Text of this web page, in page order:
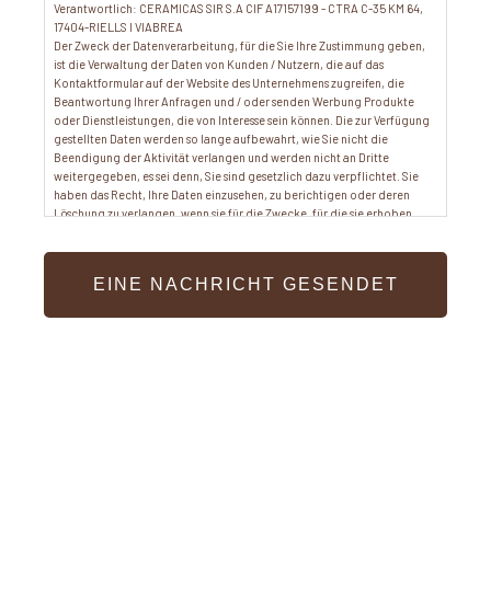
Verantwortlich: CERAMICAS SIR S.A CIF A17157199 - CTRA C-35 KM 64,
17404-RIELLS I VIABREA
Der Zweck der Datenverarbeitung, für die Sie Ihre Zustimmung geben,
ist die Verwaltung der Daten von Kunden / Nutzern, die auf das
Kontaktformular auf der Website des Unternehmens zugreifen, die
Beantwortung Ihrer Anfragen und / oder senden Werbung Produkte
oder Dienstleistungen, die von Interesse sein können. Die zur Verfügung
gestellten Daten werden so lange aufbewahrt, wie Sie nicht die
Beendigung der Aktivität verlangen und werden nicht an Dritte
weitergegeben, es sei denn, Sie sind gesetzlich dazu verpflichtet. Sie
haben das Recht, Ihre Daten einzusehen, zu berichtigen oder deren
Löschung zu verlangen, wenn sie für die Zwecke, für die sie erhoben
indem Sie sich schriftlich an den Verantwortlichen unter der e-Mail-
unter http://www.aemol.com/clausulas.php?A17157199.